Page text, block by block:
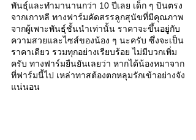
พันธุ์และทำมานานกว่า 10 ปีเลย เด็ก ๆ บินตรง
จากเกาหลี ทางฟาร์มคัดสรรลูกสุนัขที่มีคุณภาพ
จากผู้เพาะพันธุ์ชั้นนำเท่านั้น ราคาจะขึ้นอยู่กับ
ความสวยและไซส์ของน้อง ๆ นะครับ ซึ่งจะเป็น
ราคาเดียว รวมทุกอย่างเรียบร้อย ไม่มีบวกเพิ่ม
ครับ ทางฟาร์มยืนยันเลยว่า หากได้น้องหมาจาก
ที่ฟาร์มนี้ไป เหล่าทาสต้องตกหลุมรักเข้าอย่างจัง
แน่นอน